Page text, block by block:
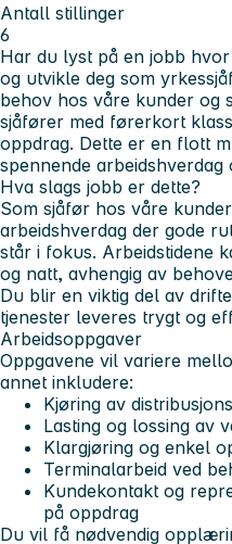
Antall stillinger
6
Har du lyst på en jobb
og utvikle deg som
behov hos våre kunder og
sjåfører med førerkort
oppdrag. Dette er en flott
spennende
Hva slags jobb er dette?
Som sjåfør hos våre
arbeidshverdag der gode
står i fokus. Arbeidstidene
og natt, avhengig av
Du blir en viktig del av
tjenester leveres trygt og
Arbeidsoppgaver
Oppgavene vil variere
annet inkludere:
Kjøring av
Lasting og lossing av
Klargjøring og enkel
Terminalarbeid ved
Kundekontakt og
på oppdrag
Du vil få nødvendig